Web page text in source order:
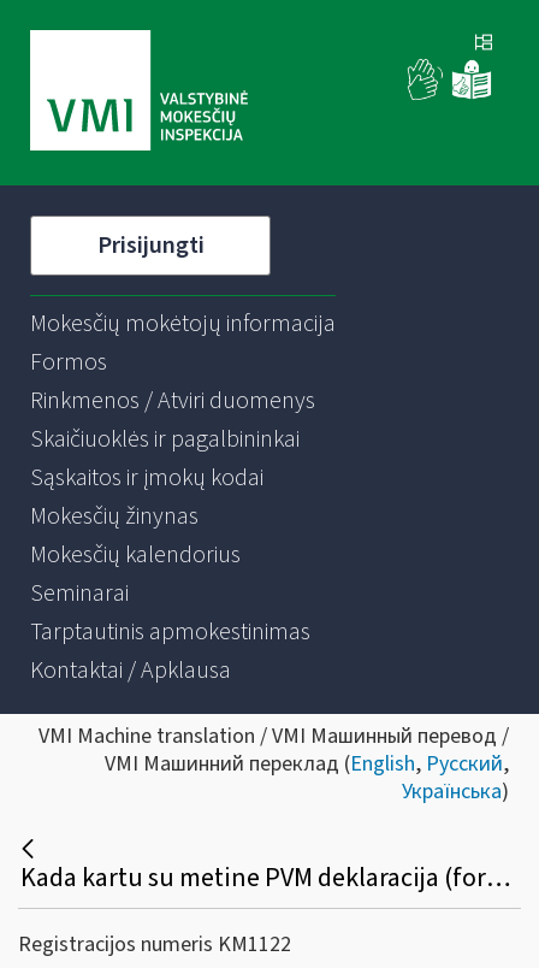
Prisijungti
Mokesčių mokėtojų informacija
Formos
Rinkmenos / Atviri duomenys
Skaičiuoklės ir pagalbininkai
Sąskaitos ir įmokų kodai
Mokesčių žinynas
Mokesčių kalendorius
Seminarai
Tarptautinis apmokestinimas
Kontaktai / Apklausa
VMI Machine translation / VMI Машинный перевод /
VMI Машинний переклад (English, Русский,
Українська)
Kada kartu su metine PVM deklaracija (forma FR0516) turi būti pateikiamas ir jos priedas (FR0516A))?
Registracijos numeris KM1122